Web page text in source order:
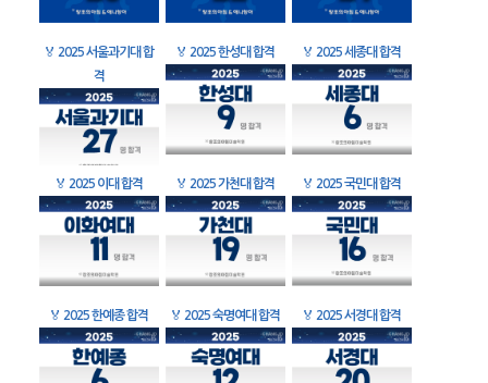
🏅 2025 서울과기대 합
격
🏅 2025 한성대 합격 🏅 2025 세종대 합격
🏅 2025 이대 합격 🏅 2025 가천대 합격 🏅 2025 국민대 합격
🏅 2025 한예종 합격 🏅 2025 숙명여대 합격 🏅 2025 서경대 합격